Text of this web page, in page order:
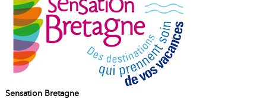
Sensation Bretagne